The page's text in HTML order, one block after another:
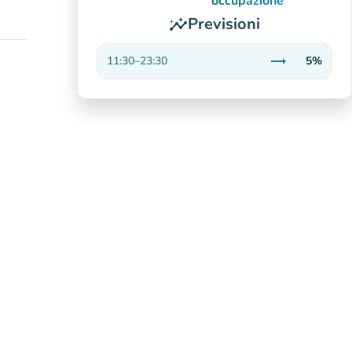
insightsPrevisioni
11:30–23:30 trending_flat
Stabile
5%